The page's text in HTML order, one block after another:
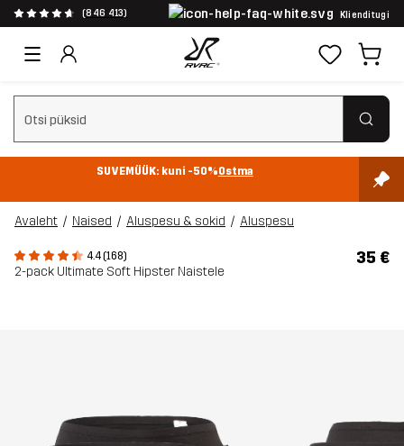
(846 413) Klienditugi
Tühjenda otsing
SUVEMÜÜK: kuni -50%Ostma
Avaleht Naised Aluspesu & sokid Aluspesu
4.4 (168)
2-pack Ultimate Soft Hipster Naistele
35 €